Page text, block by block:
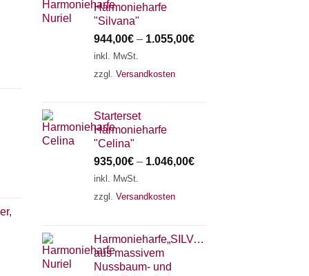
Harmonieharfe
"Silvana"
944,00€ – 1.055,00€
inkl. MwSt.
zzgl. Versandkosten
Starterset
Harmonieharfe
"Celina"
935,00€ – 1.046,00€
inkl. MwSt.
zzgl. Versandkosten
Harmonieharfe„SILVANA"
aus massivem
Nussbaum- und